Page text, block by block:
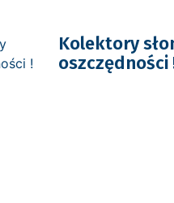
Kolektory
oszczędności